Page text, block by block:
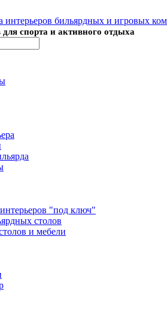
спорта и активного отдыха
"под ключ"
столов
и мебели